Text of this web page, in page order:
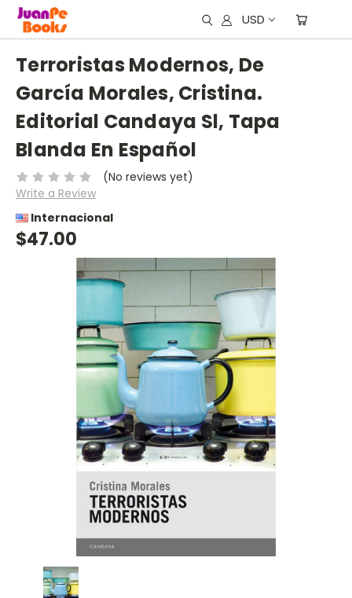
USD
Terroristas Modernos, De
García Morales, Cristina.
Editorial Candaya Sl, Tapa
Blanda En Español
(No reviews yet)
Write a Review
Internacional
$47.00